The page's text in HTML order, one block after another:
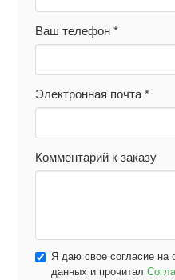
Ваш телефон *
Электронная почта *
Комментарий к заказу
Я даю свое согласие на
данных и прочитал